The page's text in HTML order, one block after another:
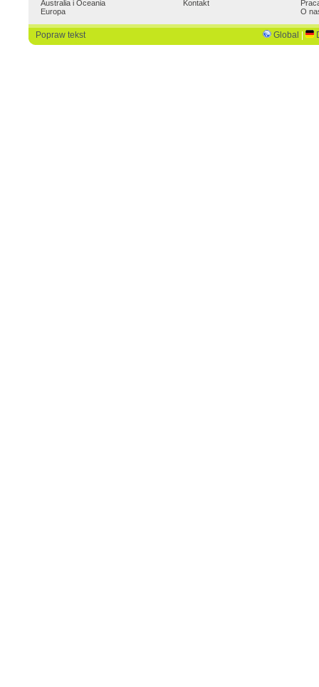
Australia i Oceania
Europa
Kontakt
O
Popraw tekst Global